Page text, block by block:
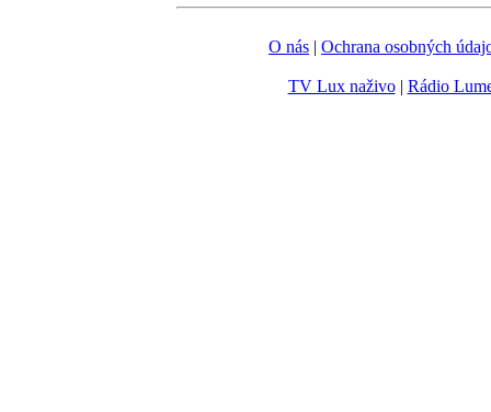
O nás | Ochrana osobných
TV Lux naživo| Rádio